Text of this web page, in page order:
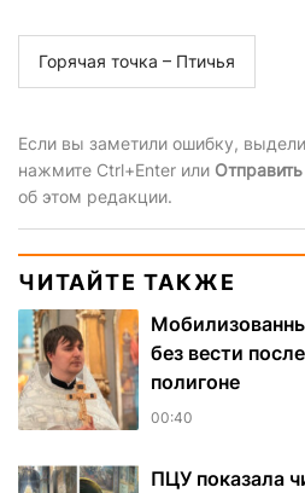
Горячая точка – Птичья
Если вы заметили ошибку,
нажмите Ctrl+Enter или
об этом редакции.
ЧИТАЙТЕ ТАКЖЕ
без вести
полигоне
00:40
ПЦУ показала